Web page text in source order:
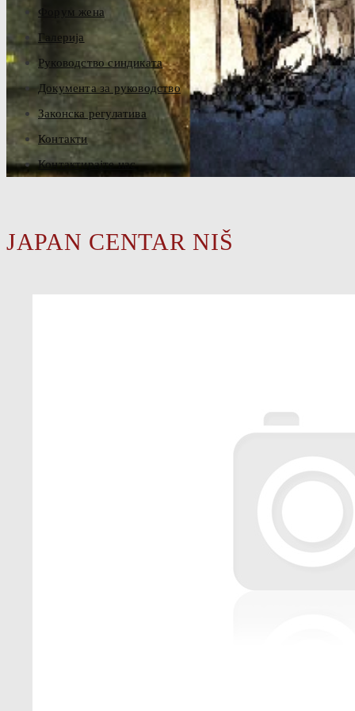
Форум жена
Галерија
Руководство синдиката
Документа за руководство
Законска регулатива
Контакти
Контактирајте нас
JAPAN CENTAR NIŠ